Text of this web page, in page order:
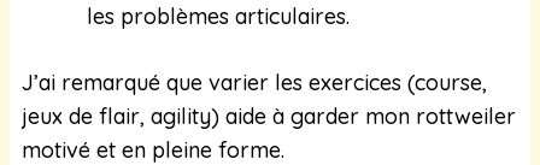
les problèmes articulaires.
J’ai remarqué que varier les exercices (course,
jeux de flair, agility) aide à garder mon rottweiler
motivé et en pleine forme.